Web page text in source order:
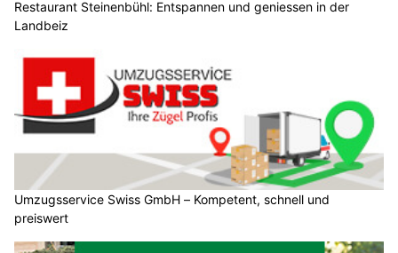
Restaurant Steinenbühl: Entspannen und geniessen in der
Landbeiz
Umzugsservice Swiss GmbH – Kompetent, schnell und
preiswert